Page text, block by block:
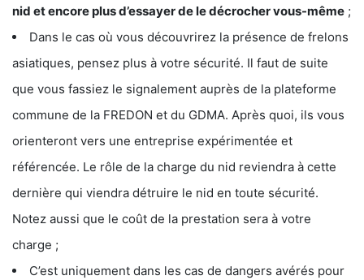
nid et encore plus d’essayer de le décrocher vous-même ;
Dans le cas où vous découvrirez la présence de frelons
asiatiques, pensez plus à votre sécurité. Il faut de suite
que vous fassiez le signalement auprès de la plateforme
commune de la FREDON et du GDMA. Après quoi, ils vous
orienteront vers une entreprise expérimentée et
référencée. Le rôle de la charge du nid reviendra à cette
dernière qui viendra détruire le nid en toute sécurité.
Notez aussi que le coût de la prestation sera à votre
charge ;
C’est uniquement dans les cas de dangers avérés pour